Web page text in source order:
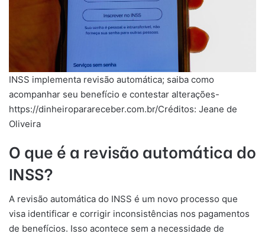
INSS implementa revisão automática; saiba como
acompanhar seu benefício e contestar alterações-
https://dinheiroparareceber.com.br/Créditos: Jeane de
Oliveira
O que é a revisão automática do
INSS?
A revisão automática do INSS é um novo processo que
visa identificar e corrigir inconsistências nos pagamentos
de benefícios. Isso acontece sem a necessidade de